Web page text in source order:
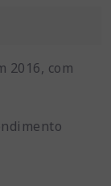
2016, com